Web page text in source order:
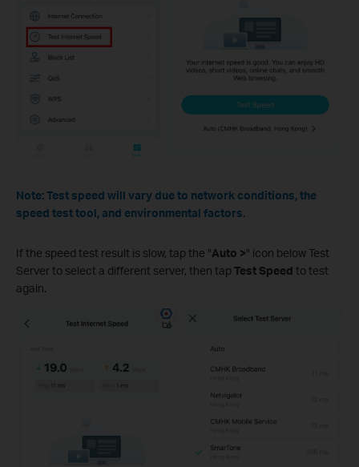
Note: Test speed will vary due to network conditions, the
speed test tool, and environmental factors.
If the speed test result is slow, tap the "Auto >" icon below Test
Server to select a different server, then tap Test Speed to test
again.